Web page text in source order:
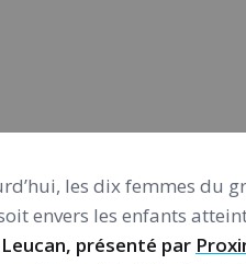
les dix femmes du
envers les enfants
présenté par